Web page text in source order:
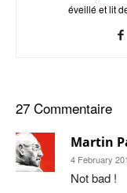
éveillé et lit
27 Commentaire
Martin
4 February
Not bad !